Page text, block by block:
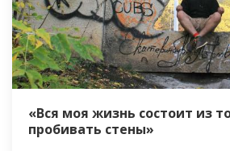
«Вся моя жизнь состоит из
пробивать стены»